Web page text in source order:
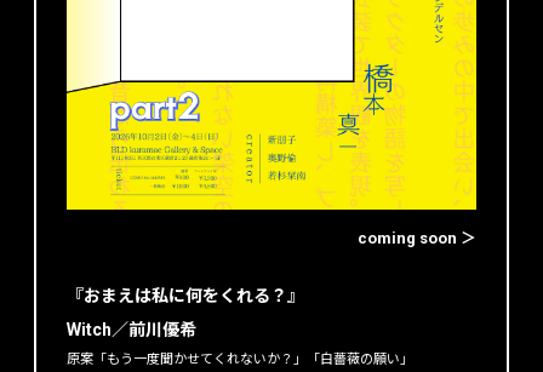
coming soon ＞
『おまえは私に何をくれる？』
Witch／前川優希
原案「もう一度聞かせてくれないか？」「白薔薇の願い」